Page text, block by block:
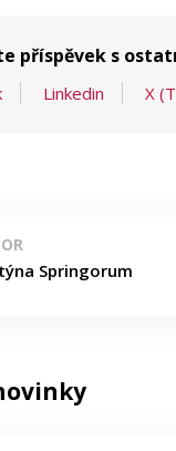
příspěvek s
Linkedin X
Springorum